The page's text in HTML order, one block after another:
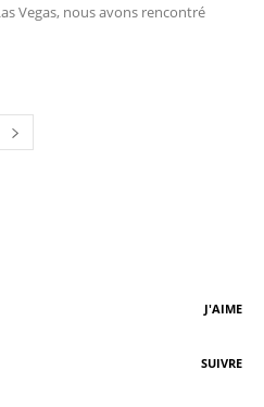
Vegas, nous avons rencontré
J'AIME
SUIVRE